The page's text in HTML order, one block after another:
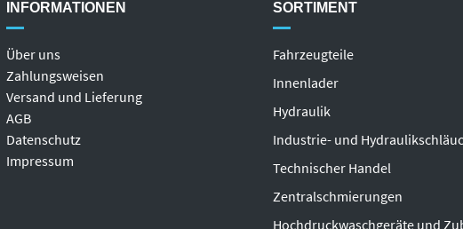
INFORMATIONEN
Über uns
Zahlungsweisen
Versand und Lieferung
AGB
Datenschutz
Impressum
SORTIMENT
Fahrzeugteile
Innenlader
Hydraulik
Industrie- und
Technischer Handel
Zentralschmierungen
Hochdruckwaschgeräte und